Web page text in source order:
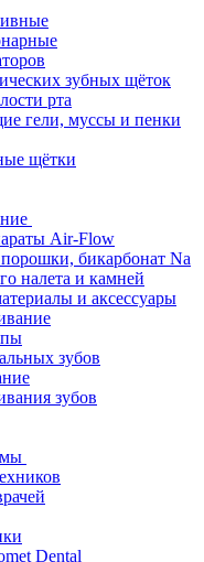
зубных щёток
рта
гели, муссы и пенки
щётки
Air-Flow
бикарбонат Na
налета и камней
и аксессуары
зубов
зубов
Dental